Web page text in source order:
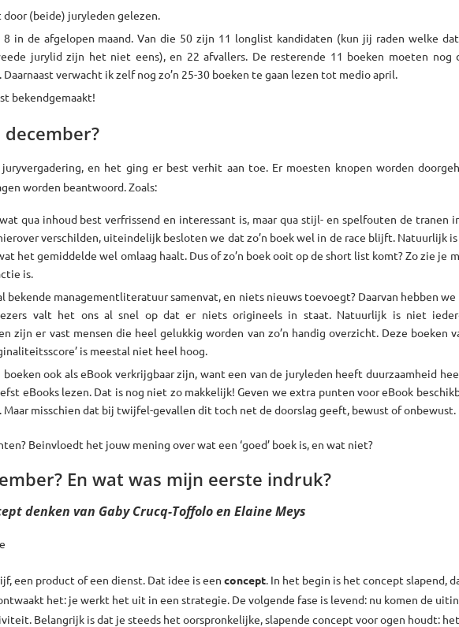
(beide) juryleden gelezen.
8 in de afgelopen maand. Van die 50 zijn 11 longlist kandidaten (kun jij raden welke
jurylid zijn het niet eens), en 22 afvallers. De resterende 11 boeken moeten nog
verwacht ik zelf nog zo’n 25-30 boeken te gaan lezen tot medio april.
bekendgemaakt!
en het ging er best verhit aan toe. Er moesten knopen worden
worden beantwoord. Zoals:
qua inhoud best verfrissend en interessant is, maar qua stijl- en spelfouten de tranen
verschilden, uiteindelijk besloten we dat zo’n boek wel in de race blijft. Natuurlijk is
het gemiddelde wel omlaag haalt. Dus of zo’n boek ooit op de short list komt? Zo zie je
is.
bekende managementliteratuur samenvat, en niets nieuws toevoegt? Daarvan hebben we
valt het ons al snel op dat er niets origineels in staat. Natuurlijk is niet
zijn er vast mensen die heel gelukkig worden van zo’n handig overzicht. Deze boeken
is meestal niet heel hoog.
ook als eBook verkrijgbaar zijn, want een van de juryleden heeft duurzaamheid
eBooks lezen. Dat is nog niet zo makkelijk! Geven we extra punten voor eBook
Maar misschien dat bij twijfel-gevallen dit toch net de doorslag geeft, bewust of onbewust.
Beinvloedt het jouw mening over wat een ‘goed’ boek is, en wat niet?
En wat was mijn eerste indruk?
denken van Gaby Crucq-Toffolo en Elaine Meys
een product of een dienst. Dat idee is een concept. In het begin is het concept slapend,
het: je werkt het uit in een strategie. De volgende fase is levend: nu komen de
Belangrijk is dat je steeds het oorspronkelijke, slapende concept voor ogen houdt: het